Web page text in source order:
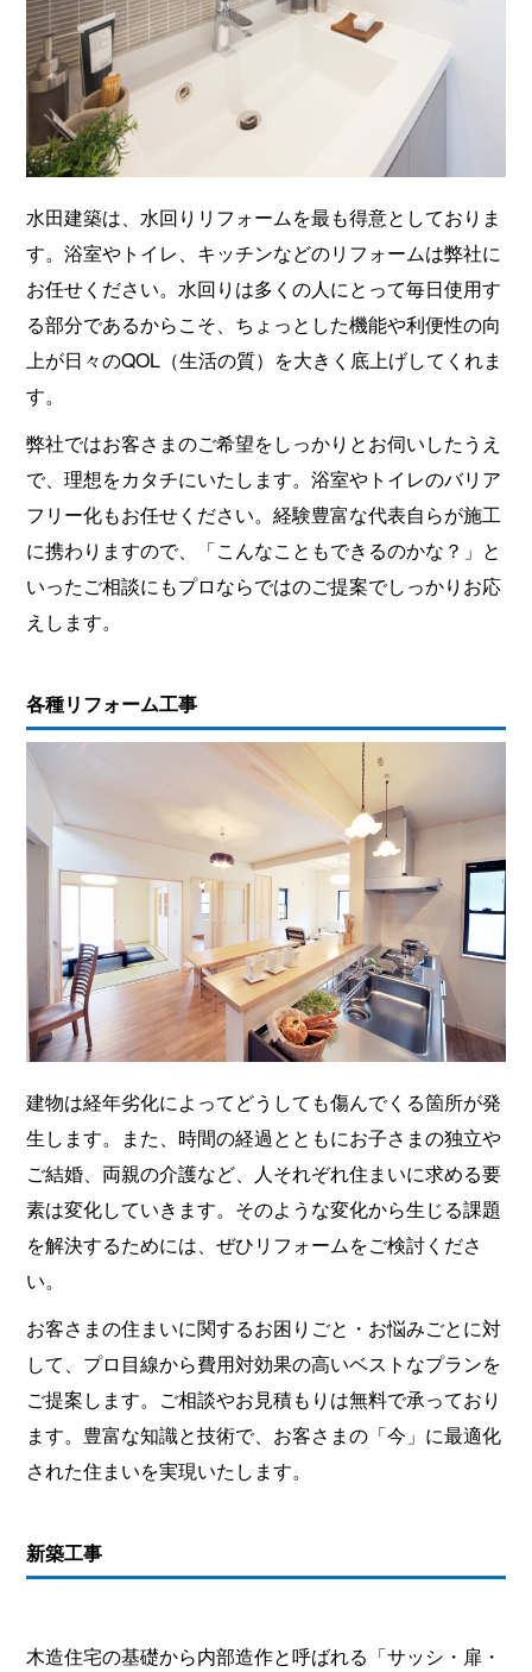
水田建築は、水回りリフォームを最も得意としておりま
す。浴室やトイレ、キッチンなどのリフォームは弊社に
お任せください。水回りは多くの人にとって毎日使用す
る部分であるからこそ、ちょっとした機能や利便性の向
上が日々のQOL（生活の質）を大きく底上げしてくれま
す。
弊社ではお客さまのご希望をしっかりとお伺いしたうえ
で、理想をカタチにいたします。浴室やトイレのバリア
フリー化もお任せください。経験豊富な代表自らが施工
に携わりますので、「こんなこともできるのかな？」と
いったご相談にもプロならではのご提案でしっかりお応
えします。
各種リフォーム工事
建物は経年劣化によってどうしても傷んでくる箇所が発
生します。また、時間の経過とともにお子さまの独立や
ご結婚、両親の介護など、人それぞれ住まいに求める要
素は変化していきます。そのような変化から生じる課題
を解決するためには、ぜひリフォームをご検討くださ
い。
お客さまの住まいに関するお困りごと・お悩みごとに対
して、プロ目線から費用対効果の高いベストなプランを
ご提案します。ご相談やお見積もりは無料で承っており
ます。豊富な知識と技術で、お客さまの「今」に最適化
された住まいを実現いたします。
新築工事
木造住宅の基礎から内部造作と呼ばれる「サッシ・扉・